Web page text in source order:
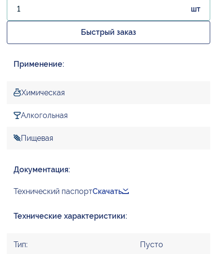
шт
Быстрый заказ
Применение:
Химическая
Алкогольная
Пищевая
Документация:
Технический паспортСкачать
Технические характеристики:
Тип: Пусто